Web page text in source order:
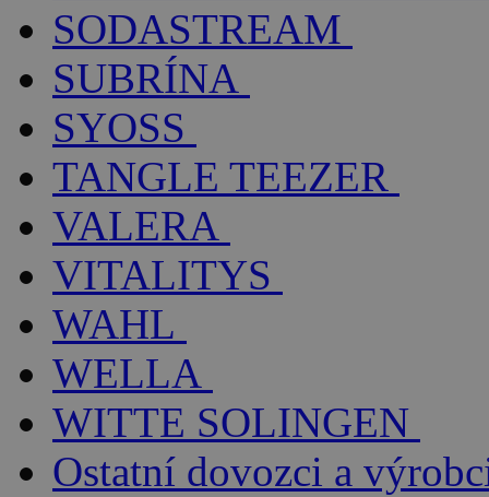
SODASTREAM
SUBRÍNA
SYOSS
TANGLE TEEZER
VALERA
VITALITYS
WAHL
WELLA
WITTE SOLINGEN
Ostatní dovozci a